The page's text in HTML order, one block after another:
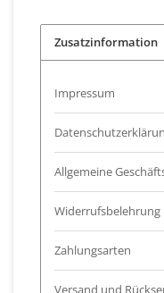
Zusatzinformation
Impressum
Allgemeine
Widerrufsbelehrung
Zahlungsarten
Versand und